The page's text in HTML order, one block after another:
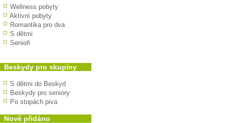
Wellness pobyty
Aktivní pobyty
Romantika pro dva
S dětmi
Senioři
Beskydy pro skupiny
S dětmi do Beskyd
Beskydy pro seniory
Po stopách piva
Nově přidáno